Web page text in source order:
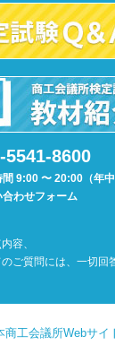
5541-8600
9:00 〜 20:00（年中
合わせフォーム
容、
ご質問には、一切回
商工会議所Webサイ